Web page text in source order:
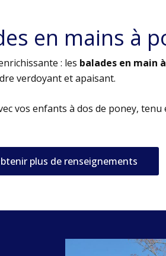
en mains à
: les balades en main
verdoyant et apaisant.
vos enfants à dos de poney,
plus de renseignements